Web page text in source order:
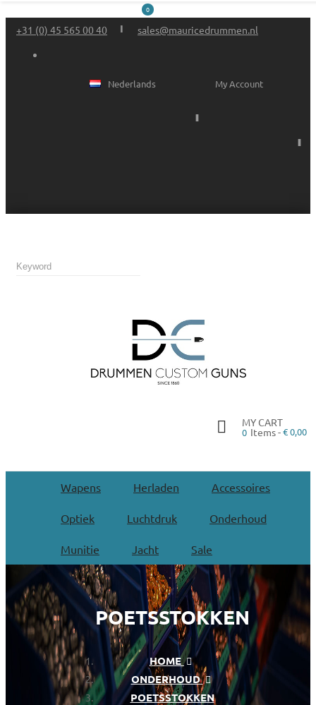
0
+31 (0) 45 565 00 40 sales@mauricedrummen.nl
My Account
Nederlands
MY CART
0 Items -€ 0,00
Wapens Herladen Accessoires
Optiek Luchtdruk Onderhoud
Munitie Jacht Sale
POETSSTOKKEN
HOME
ONDERHOUD
POETSSTOKKEN